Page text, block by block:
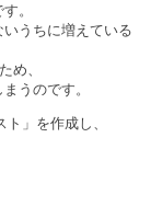
。
うちに増えている
め、
うのです。
」を作成し、